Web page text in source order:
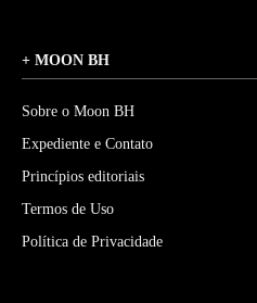
+ MOON BH
Sobre o Moon BH
Expediente e Contato
Princípios editoriais
Termos de Uso
Política de Privacidade